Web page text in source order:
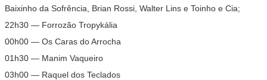
Baixinho da Sofrência, Brian Rossi, Walter Lins e Toinho e Cia;
22h30 — Forrozão Tropykália
00h00 — Os Caras do Arrocha
01h30 — Manim Vaqueiro
03h00 — Raquel dos Teclados